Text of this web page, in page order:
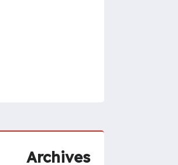
Archives